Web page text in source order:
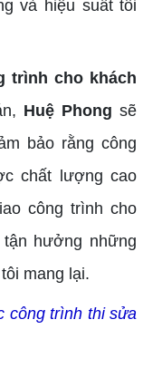
và hiệu suất tối
trình cho khách
Huệ Phong sẽ
bảo rằng công
chất lượng cao
công trình cho
hưởng những
mang lại.
công trình thi sửa